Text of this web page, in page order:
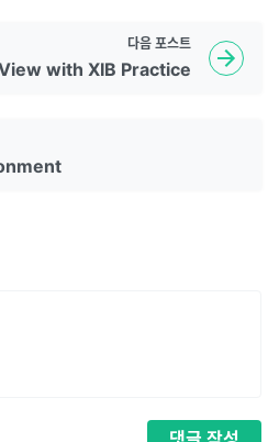
다음 포스트
with XIB Practice